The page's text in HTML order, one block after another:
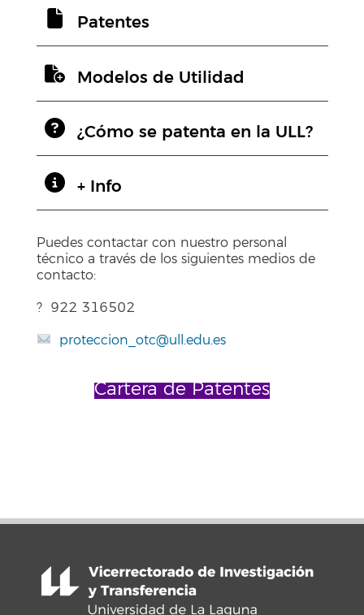
Patentes
Modelos de Utilidad
¿Cómo se patenta en la ULL?
+ Info
Puedes contactar con nuestro personal
técnico a través de los siguientes medios de
contacto:
? 922 316502
proteccion_otc@ull.edu.es
Cartera de Patentes